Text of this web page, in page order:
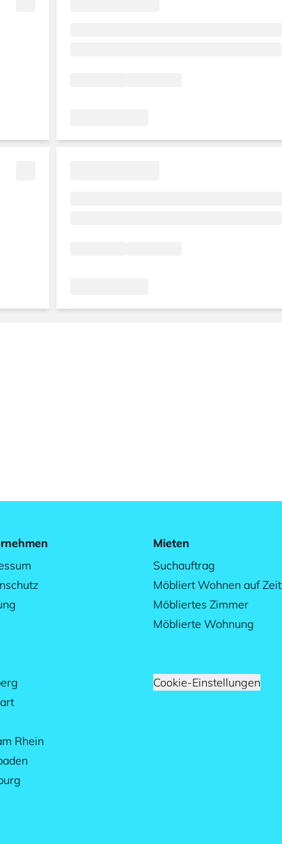
Mieten
Suchauftrag
Möbliert Wohnen auf Zeit
Möbliertes Zimmer
Möblierte Wohnung
Rhein
Cookie-Einstellungen